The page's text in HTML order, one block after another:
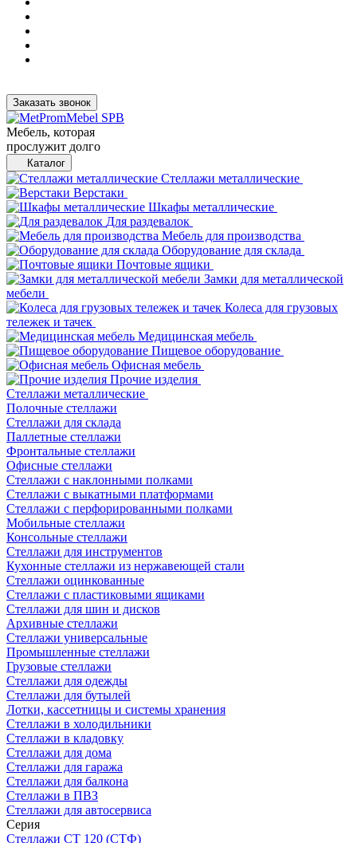
Заказать звонок
Мебель, которая
прослужит долго
Каталог
Стеллажи металлические
Верстаки
Шкафы металлические
Для раздевалок
Мебель для производства
Оборудование для склада
Почтовые ящики
Замки для металлической
мебели
Колеса для грузовых
тележек и тачек
Медицинская мебель
Пищевое оборудование
Офисная мебель
Прочие изделия
Стеллажи металлические
Полочные стеллажи
Стеллажи для склада
Паллетные стеллажи
Фронтальные стеллажи
Офисные стеллажи
Стеллажи с наклонными полками
Стеллажи с выкатными платформами
Стеллажи с перфорированными полками
Мобильные стеллажи
Консольные стеллажи
Стеллажи для инструментов
Кухонные стеллажи из нержавеющей стали
Стеллажи оцинкованные
Стеллажи с пластиковыми ящиками
Стеллажи для шин и дисков
Архивные стеллажи
Стеллажи универсальные
Промышленные стеллажи
Грузовые стеллажи
Стеллажи для одежды
Стеллажи для бутылей
Лотки, кассетницы и системы хранения
Стеллажи в холодильники
Стеллажи в кладовку
Стеллажи для дома
Стеллажи для гаража
Стеллажи для балкона
Стеллажи в ПВЗ
Стеллажи для автосервиса
Серия
Стеллажи СТ 120 (СТФ)